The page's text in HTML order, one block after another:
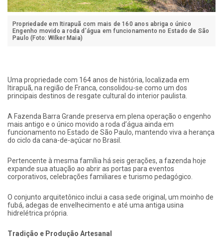
Propriedade em Itirapuã com mais de 160 anos abriga o único
Engenho movido a roda d’água em funcionamento no Estado de São
Paulo (Foto: Wilker Maia)
Uma propriedade com 164 anos de história, localizada em
Itirapuã, na região de Franca, consolidou-se como um dos
principais destinos de resgate cultural do interior paulista.
A Fazenda Barra Grande preserva em plena operação o engenho
mais antigo e o único movido a roda d’água ainda em
funcionamento no Estado de São Paulo, mantendo viva a herança
do ciclo da cana-de-açúcar no Brasil.
Pertencente à mesma família há seis gerações, a fazenda hoje
expande sua atuação ao abrir as portas para eventos
corporativos, celebrações familiares e turismo pedagógico.
O conjunto arquitetônico inclui a casa sede original, um moinho de
fubá, adegas de envelhecimento e até uma antiga usina
hidrelétrica própria.
Tradição e Produção Artesanal